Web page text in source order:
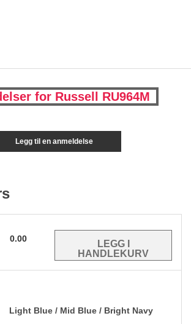
for Russell RU964M
Legg til en anmeldelse
0.00
Light Blue / Mid Blue / Bright Navy